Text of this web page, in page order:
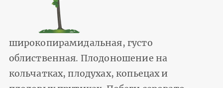
широкопирамидальная, густо
облиственная. Плодоношение на
кольчатках, плодухах, копьецах и